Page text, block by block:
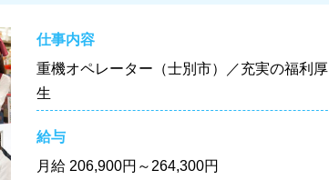
仕事内容
重機オペレーター（士別市）／充実の福利厚
生
給与
月給 206,900円～264,300円